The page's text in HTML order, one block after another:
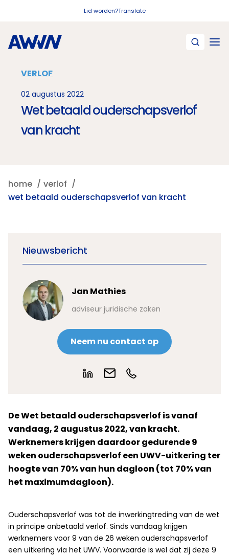
Lid worden?Translate
VERLOF
02 augustus 2022
Wet betaald ouderschapsverlof
van kracht
home
verlof
wet betaald ouderschapsverlof van kracht
Nieuwsbericht
Jan Mathies
adviseur juridische zaken
Neem nu contact op
De Wet betaald ouderschapsverlof is vanaf
vandaag, 2 augustus 2022, van kracht.
Werknemers krijgen daardoor gedurende 9
weken ouderschapsverlof een UWV-uitkering ter
hoogte van 70% van hun dagloon (tot 70% van
het maximumdagloon).
Ouderschapsverlof was tot de inwerkingtreding van de wet
in principe onbetaald verlof. Sinds vandaag krijgen
werknemers voor 9 van de 26 weken ouderschapsverlof
een uitkering via het UWV. Voorwaarde is wel dat zij deze 9